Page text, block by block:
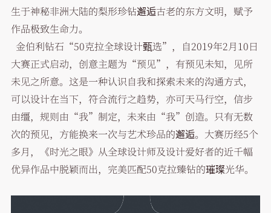
生于神秘非洲大陆的梨形珍钻邂逅古老的东方文明，赋予
作品极致生命力。
金伯利钻石“50克拉全球设计甄选”，自2019年2月10日
大赛正式启动，创意主题为“预见”，有预见未知，见所
未见之所意。这是一种认识自我和探索未来的沟通方式，
可以设计在当下，符合流行之趋势，亦可天马行空，信步
由缰，规则由“我”制定，未来由“我”创造。只有无数
次的预见，方能换来一次与艺术珍品的邂逅。大赛历经5个
多月，《时光之眼》从全球设计师及设计爱好者的近千幅
优异作品中脱颖而出，完美匹配50克拉臻钻的璀璨光华。